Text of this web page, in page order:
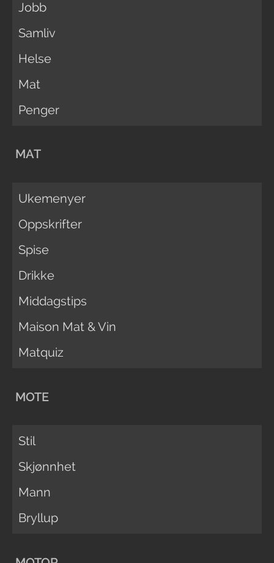
Jobb
Samliv
Helse
Mat
Penger
MAT
Ukemenyer
Oppskrifter
Spise
Drikke
Middagstips
Maison Mat & Vin
Matquiz
MOTE
Stil
Skjønnhet
Mann
Bryllup